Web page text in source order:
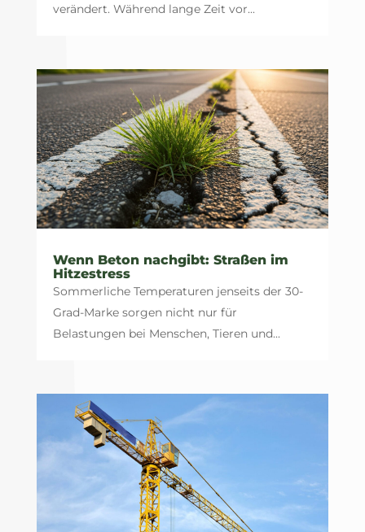
verändert. Während lange Zeit vor...
Wenn Beton nachgibt: Straßen im
Hitzestress
Sommerliche Temperaturen jenseits der 30-
Grad-Marke sorgen nicht nur für
Belastungen bei Menschen, Tieren und...